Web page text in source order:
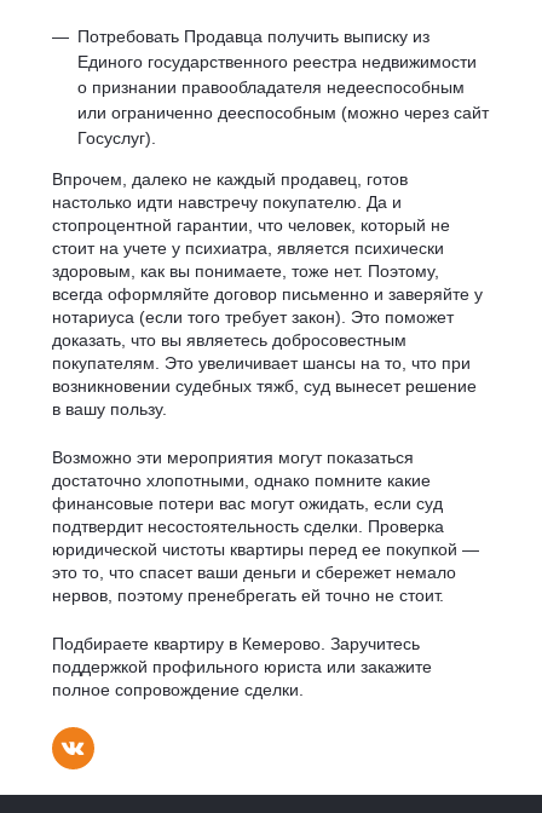
Потребовать Продавца получить выписку из
Единого государственного реестра недвижимости
о признании правообладателя недееспособным
или ограниченно дееспособным (можно через сайт
Госуслуг).
Впрочем, далеко не каждый продавец, готов
настолько идти навстречу покупателю. Да и
стопроцентной гарантии, что человек, который не
стоит на учете у психиатра, является психически
здоровым, как вы понимаете, тоже нет. Поэтому,
всегда оформляйте договор письменно и заверяйте у
нотариуса (если того требует закон). Это поможет
доказать, что вы являетесь добросовестным
покупателям. Это увеличивает шансы на то, что при
возникновении судебных тяжб, суд вынесет решение
в вашу пользу.
Возможно эти мероприятия могут показаться
достаточно хлопотными, однако помните какие
финансовые потери вас могут ожидать, если суд
подтвердит несостоятельность сделки. Проверка
юридической чистоты квартиры перед ее покупкой —
это то, что спасет ваши деньги и сбережет немало
нервов, поэтому пренебрегать ей точно не стоит.
Подбираете квартиру в Кемерово. Заручитесь
поддержкой профильного юриста или закажите
полное сопровождение сделки.